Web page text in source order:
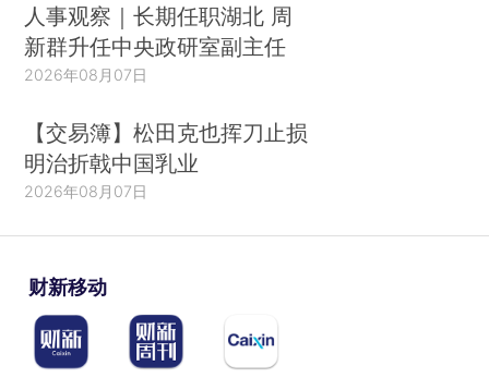
人事观察｜长期任职湖北 周
新群升任中央政研室副主任
2026年08月07日
【交易簿】松田克也挥刀止损
明治折戟中国乳业
2026年08月07日
财新移动